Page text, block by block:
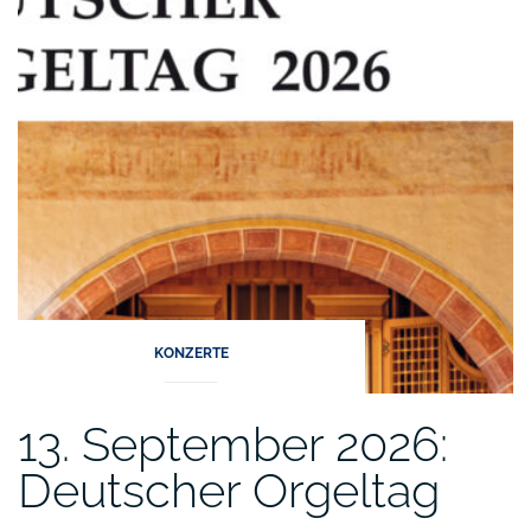
dem
Knabenchor
Chorakademie
Freiburg“
KONZERTE
13. September 2026:
Deutscher Orgeltag